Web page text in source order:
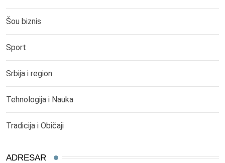
Šou biznis
Sport
Srbija i region
Tehnologija i Nauka
Tradicija i Običaji
ADRESAR